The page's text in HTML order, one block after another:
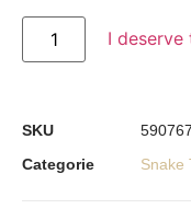
I deserve
SKU
Categorie
Snake